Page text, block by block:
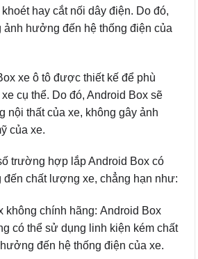
hay cắt nối dây điện. Do đó,
ảnh hưởng đến hệ thống điện của
xe ô tô được thiết kế để phù
cụ thể. Do đó, Android Box sẽ
nội thất của xe, không gây ảnh
của xe.
trường hợp lắp Android Box có
chất lượng xe, chẳng hạn như:
không chính hãng: Android Box
có thể sử dụng linh kiện kém chất
đến hệ thống điện của xe.